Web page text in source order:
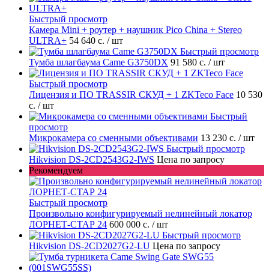
Быстрый просмотр
Камера Mini + роутер + наушник Pico China + Stereo
ULTRA+ 54 640 с. / шт
Быстрый просмотр
Тумба шлагбаума Came G3750DX 91 580 с. / шт
Быстрый просмотр
Лицензия и ПО TRASSIR СКУД + 1 ZKTeco Face 10 530
с. / шт
Быстрый
просмотр
Микрокамера со сменными объективами 13 230 с. / шт
Быстрый просмотр
Hikvision DS-2CD2543G2-IWS Цена по запросу
Рекомендуем
Быстрый просмотр
Произвольно конфигурируемый нелинейный локатор
ЛОРНЕТ-СТАР 24 600 000 с. / шт
Быстрый просмотр
Hikvision DS-2CD2027G2-LU Цена по запросу